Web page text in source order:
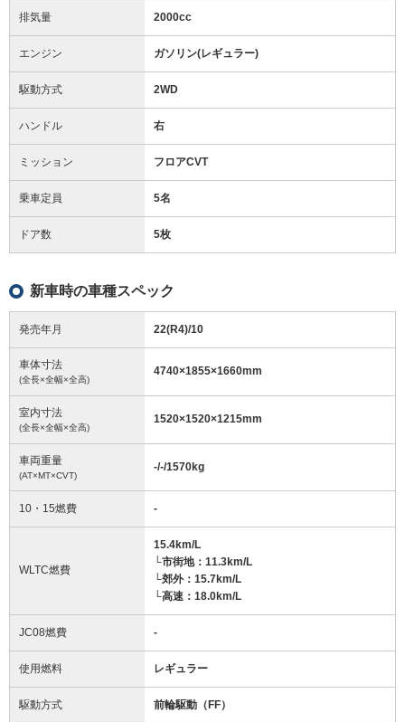
排気量 2000cc
エンジン ガソリン(レギュラー)
駆動方式 2WD
ハンドル 右
ミッション フロアCVT
乗車定員 5名
ドア数 5枚
新車時の車種スペック
発売年月 22(R4)/10
車体寸法
(全長×全幅×全高)
4740×1855×1660mm
室内寸法
(全長×全幅×全高)
1520×1520×1215mm
車両重量
(AT×MT×CVT)
-/-/1570kg
10・15燃費 -
WLTC燃費
15.4km/L
└市街地：11.3km/L
└郊外：15.7km/L
└高速：18.0km/L
JC08燃費 -
使用燃料 レギュラー
駆動方式 前輪駆動（FF）